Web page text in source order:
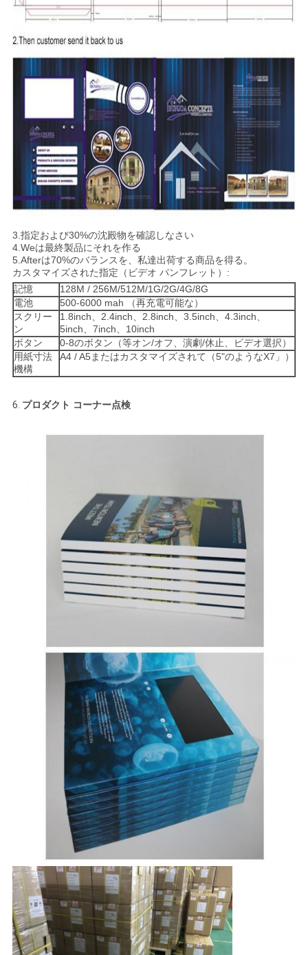
3.指定および30%の沈殿物を確認しなさい
4.Weは最終製品にそれを作る
5.Afterは70%のバランスを、私達出荷する商品を得る。
カスタマイズされた指定（ビデオ パンフレット）:
記憶
128M / 256M/512M/1G/2G/4G/8G
電池
500-6000 mah （再充電可能な）
スクリー
ン
1.8inch、2.4inch、2.8inch、3.5inch、4.3inch、
5inch、7inch、10inch
ボタン
0-8のボタン（等オン/オフ、演劇/休止、ビデオ選択）
用紙寸法
機構
A4 / A5またはカスタマイズされて（5"のようなX7」）
6. プロダクト コーナー点検